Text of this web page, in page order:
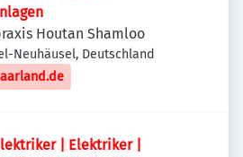
Houtan Shamloo
Neuhäusel, Deutschland
| Elektriker |